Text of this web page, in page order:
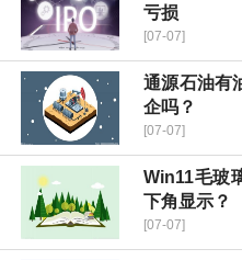
亏损
[07-07]
通源石油有
企吗？
[07-07]
Win11毛玻
下角显示？
[07-07]